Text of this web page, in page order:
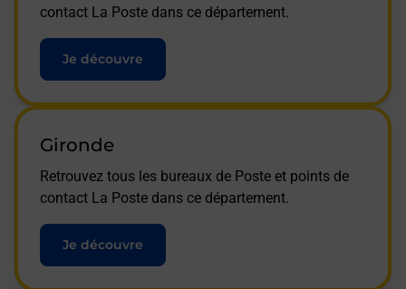
contact La Poste dans ce département.
Je découvre
Gironde
Retrouvez tous les bureaux de Poste et points de
contact La Poste dans ce département.
Je découvre